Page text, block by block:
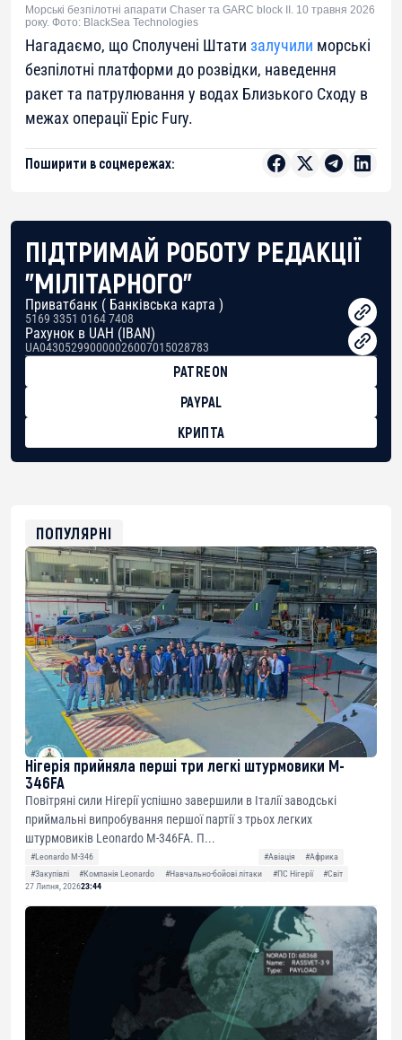
Морські безпілотні апарати Chaser та GARC block II. 10 травня 2026
року. Фото: BlackSea Technologies
Нагадаємо, що Сполучені Штати залучили морські
безпілотні платформи до розвідки, наведення
ракет та патрулювання у водах Близького Сходу в
межах операції Epic Fury.
Поширити в соцмережах:
ПІДТРИМАЙ РОБОТУ РЕДАКЦІЇ
"МІЛІТАРНОГО"
Приватбанк ( Банківська карта )
5169 3351 0164 7408
Рахунок в UAH (IBAN)
UA043052990000026007015028783
PATREON
PAYPAL
КРИПТА
0xfD02863D3289416fcF50975c9DFda13623f97758
ПОПУЛЯРНІ
Нігерія прийняла перші три легкі штурмовики M-
346FA
Повітряні сили Нігерії успішно завершили в Італії заводські
приймальні випробування першої партії з трьох легких
штурмовиків Leonardo M-346FA. П...
#Leonardo M-346 #Авіація
#Африка
#Закупівлі
#Компанія Leonardo #Навчально-бойові літаки #ПС Нігерії
#Світ
27 Липня, 202623:44